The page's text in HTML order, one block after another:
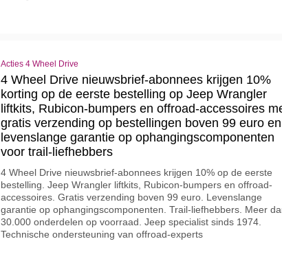
Acties 4 Wheel Drive
4 Wheel Drive nieuwsbrief-abonnees krijgen 10%
korting op de eerste bestelling op Jeep Wrangler
liftkits, Rubicon-bumpers en offroad-accessoires
gratis verzending op bestellingen boven 99 euro en
levenslange garantie op ophangingscomponenten
voor trail-liefhebbers
4 Wheel Drive nieuwsbrief-abonnees krijgen 10% op de eerste
bestelling. Jeep Wrangler liftkits, Rubicon-bumpers en offroad-
accessoires. Gratis verzending boven 99 euro. Levenslange
garantie op ophangingscomponenten. Trail-liefhebbers. Meer
30.000 onderdelen op voorraad. Jeep specialist sinds 1974.
Technische ondersteuning van offroad-experts